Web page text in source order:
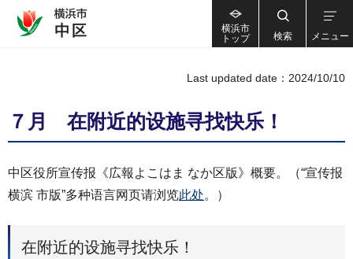
横浜市
トップ
検索 メニュー
Last updated date：2024/10/10
７月 在附近的设施寻找快乐！
中区役所宣传报《広報よこはま なか区版》概要。（“宣传报
横滨 市版”多种语言网页请浏览此处。）
在附近的设施寻找快乐！